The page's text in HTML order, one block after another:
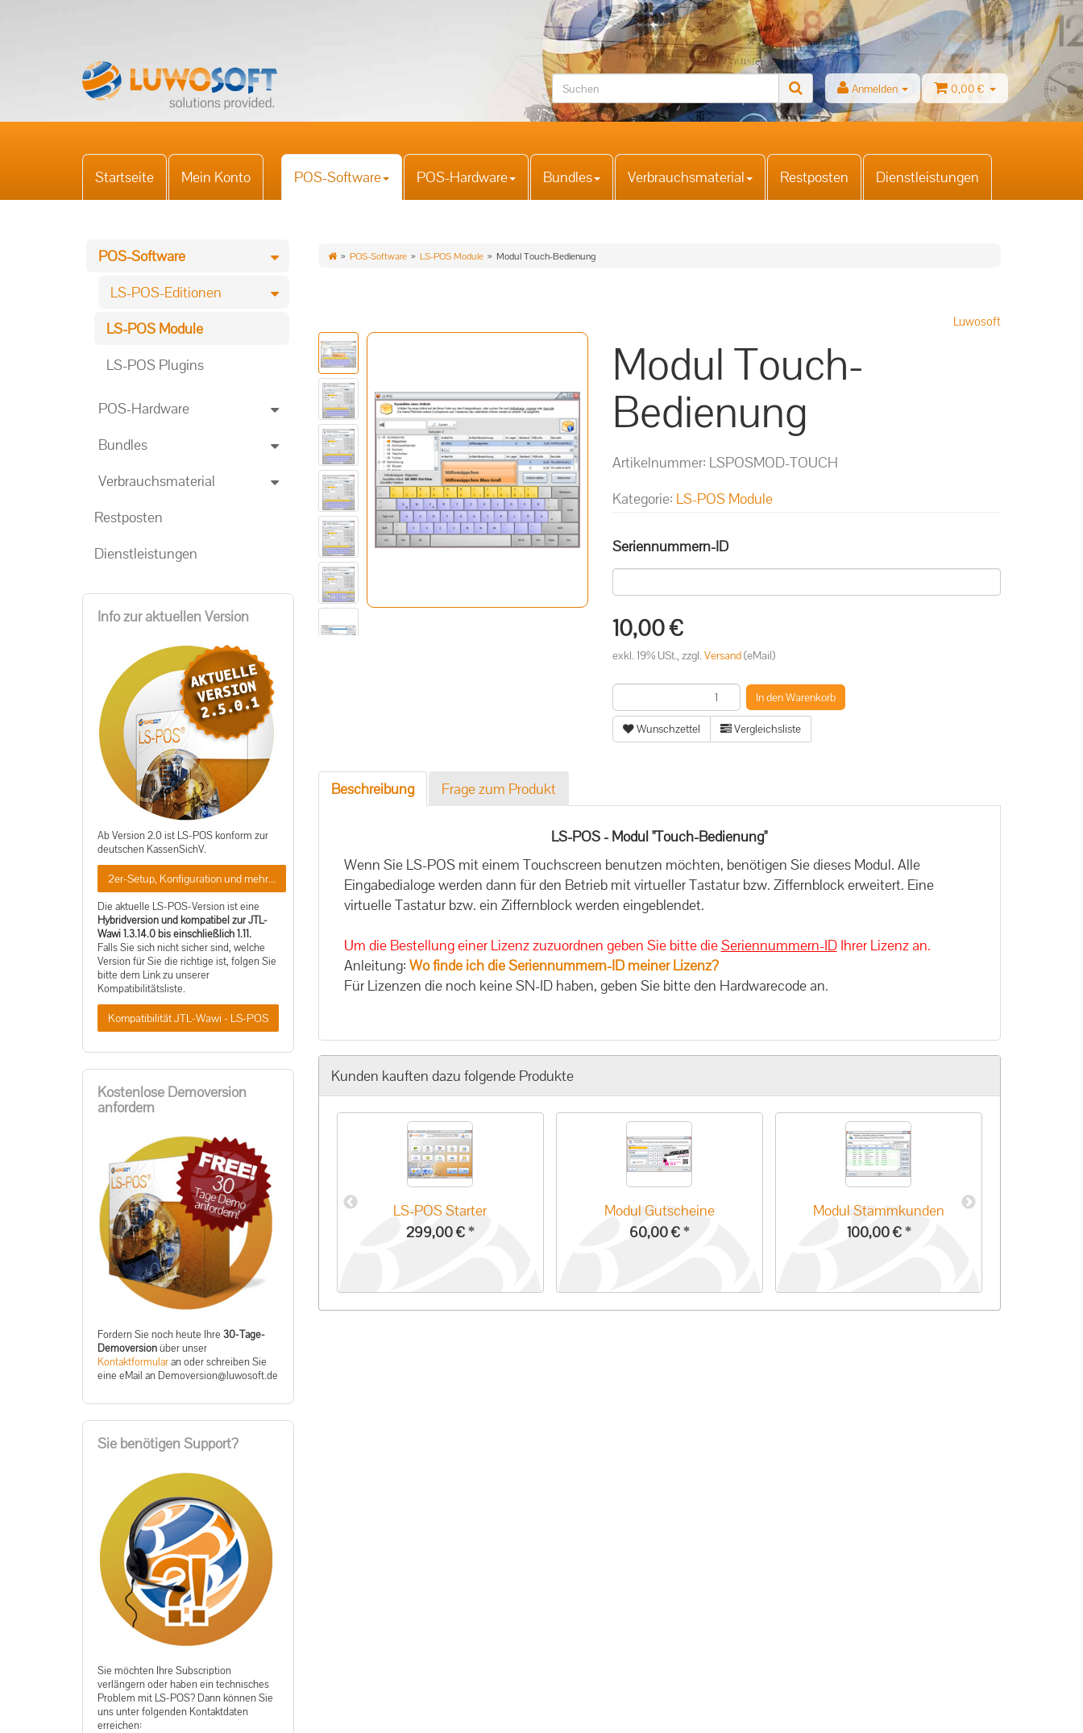
Anmelden 0,00 €
Startseite Mein Konto POS-Software POS-Hardware Bundles Verbrauchsmaterial Restposten Dienstleistungen
POS-Software LS-POS Module Modul Touch-Bedienung
Luwosoft
Modul Touch-
Bedienung
Artikelnummer: LSPOSMOD-TOUCH
Kategorie: LS-POS Module
Seriennummern-ID
10,00 €
exkl. 19% USt., zzgl.Versand(eMail)
In den Warenkorb
Wunschzettel Vergleichsliste
Beschreibung Frage zum Produkt
LS-POS - Modul "Touch-Bedienung"
Wenn Sie LS-POS mit einem Touchscreen benutzen möchten, benötigen Sie dieses Modul. Alle
Eingabedialoge werden dann für den Betrieb mit virtueller Tastatur bzw. Ziffernblock erweitert. Eine
virtuelle Tastatur bzw. ein Ziffernblock werden eingeblendet.
Um die Bestellung einer Lizenz zuzuordnen geben Sie bitte dieSeriennummern-IDIhrer Lizenz an.
Anleitung: Wo finde ich die Seriennummern-ID meiner Lizenz?
Für Lizenzen die noch keine SN-ID haben, geben Sie bitte den Hardwarecode an.
Kunden kauften dazu folgende Produkte
Modul Deutschland
(KassenSichV) - ab Version
100,00 €
LS-POS Starter
299,00 €*
Modul Gutscheine
60,00 €*
Modul Stammkunden
100,00 €*
POS-Software
LS-POS-Editionen
LS-POS Module
LS-POS Plugins
POS-Hardware
Bundles
Verbrauchsmaterial
Restposten
Dienstleistungen
Info zur aktuellen Version
Ab Version 2.0 ist LS-POS konform zur
deutschen KassenSichV.
2er-Setup, Konfiguration und mehr...
Die aktuelle LS-POS-Version ist eine
Hybridversion und kompatibel zur JTL-
Wawi 1.3.14.0 bis einschließlich 1.11.
Falls Sie sich nicht sicher sind, welche
Version für Sie die richtige ist, folgen Sie
bitte dem Link zu unserer
Kompatibilitätsliste.
Kompatibilität JTL-Wawi - LS-POS
Kostenlose Demoversion
anfordern
Fordern Sie noch heute Ihre 30-Tage-
Demoversionüber unser
Kontaktformularan oder schreiben Sie
eine eMail an ed.tfosowul@noisrevomeD
Sie benötigen Support?
Sie möchten Ihre Subscription
verlängern oder haben ein technisches
Problem mit LS-POS? Dann können Sie
uns unter folgenden Kontaktdaten
erreichen: